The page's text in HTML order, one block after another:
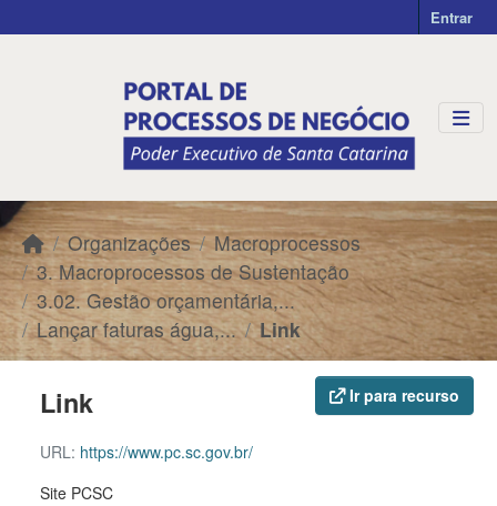
Entrar
Organizações
Macroprocessos
3. Macroprocessos de Sustentação
3.02. Gestão orçamentária,...
Lançar faturas água,...
Link
Ir para recurso
Link
URL: https://www.pc.sc.gov.br/
Site PCSC